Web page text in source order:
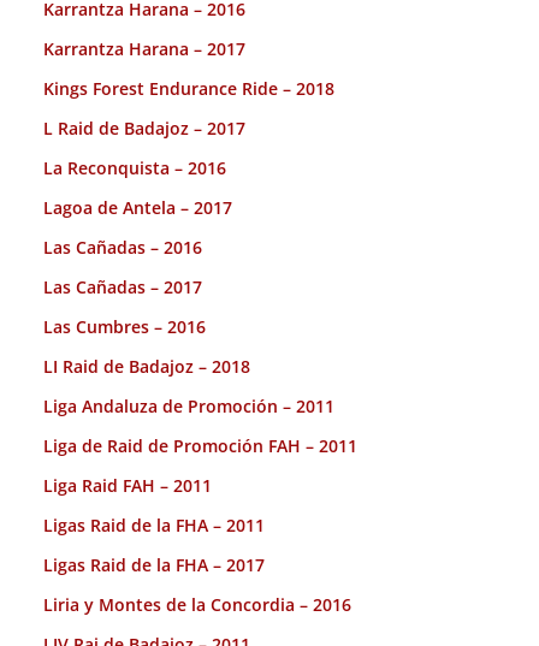
Karrantza Harana – 2016
Karrantza Harana – 2017
Kings Forest Endurance Ride – 2018
L Raid de Badajoz – 2017
La Reconquista – 2016
Lagoa de Antela – 2017
Las Cañadas – 2016
Las Cañadas – 2017
Las Cumbres – 2016
LI Raid de Badajoz – 2018
Liga Andaluza de Promoción – 2011
Liga de Raid de Promoción FAH – 2011
Liga Raid FAH – 2011
Ligas Raid de la FHA – 2011
Ligas Raid de la FHA – 2017
Liria y Montes de la Concordia – 2016